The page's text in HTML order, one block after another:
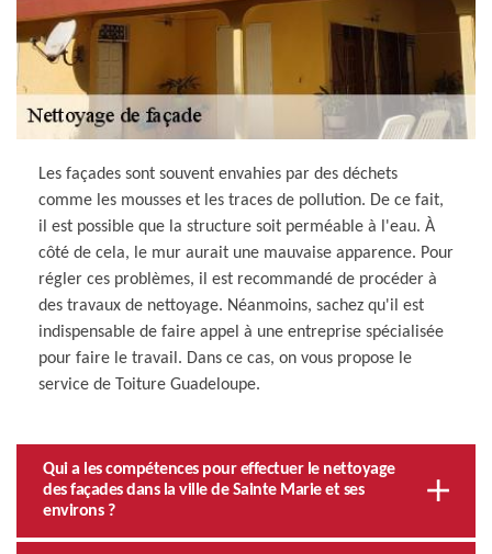
Les façades sont souvent envahies par des déchets
comme les mousses et les traces de pollution. De ce fait,
il est possible que la structure soit perméable à l'eau. À
côté de cela, le mur aurait une mauvaise apparence. Pour
régler ces problèmes, il est recommandé de procéder à
des travaux de nettoyage. Néanmoins, sachez qu'il est
indispensable de faire appel à une entreprise spécialisée
pour faire le travail. Dans ce cas, on vous propose le
service de Toiture Guadeloupe.
Qui a les compétences pour effectuer le nettoyage
des façades dans la ville de Sainte Marie et ses
environs ?